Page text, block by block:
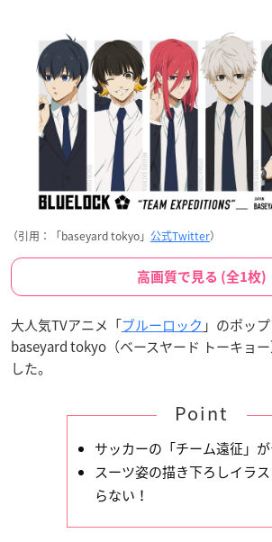
（引用：「baseyard tokyo」 公式Twitter）
高画質で見る (全1枚)
大人気TVアニメ「ブルーロック 」のポッ
baseyard tokyo（ベースヤード トーキョ
した。
Point
サッカーの「チーム遠征」
スーツ姿の描き下ろしイラ
らない！